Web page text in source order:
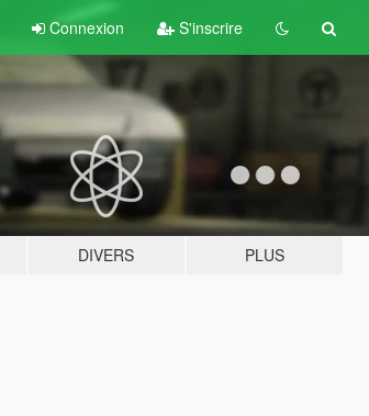
Connexion S'inscrire
DIVERS PLUS